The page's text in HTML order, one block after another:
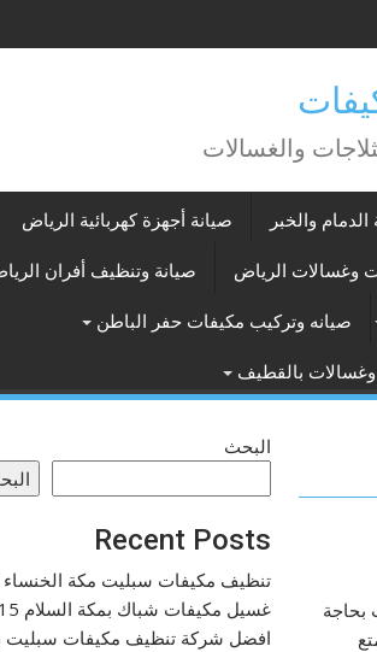
والغسالات
والخبر صيانة أجهزة كهربائية الرياض
وغسالات الرياض صيانة وتنظيف أفران
صيانه وتركيب مكيفات حفر الباطن
وغسالات بالقطيف
بحاجة
البحث
Recent Posts
تنظيف مكيفات سبليت مكة الخنساء 0542082715
غسيل مكيفات شباك بمكة السلام 0542082715
افضل شركة تنظيف مكيفات سبليت بمكة